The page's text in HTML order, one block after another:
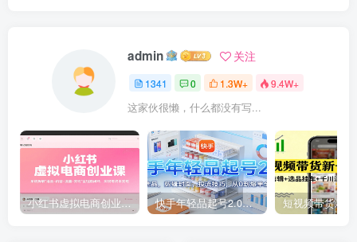
admin 关注
1341 0 1.3W+ 9.4W+
这家伙很懒，什么都没有写...
小红书虚拟电商创业课，系统拆解选品-内容-流量-变现，实现零成本变现 快手年轻品起号2.0：养号选品，剪辑封面，投流技巧，从0到爆单全流程